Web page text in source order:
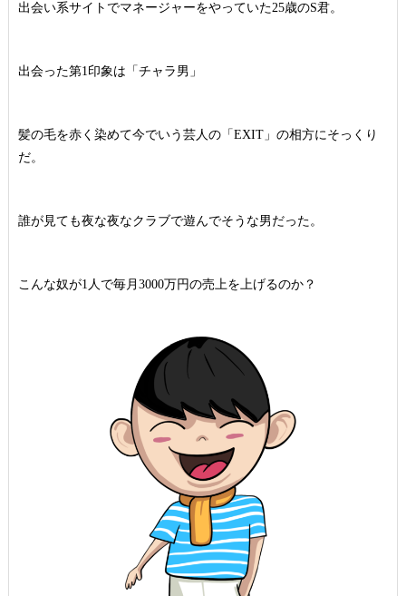
出会い系サイトでマネージャーをやっていた25歳のS君。
出会った第1印象は「チャラ男」
髪の毛を赤く染めて今でいう芸人の「EXIT」の相方にそっくり
だ。
誰が見ても夜な夜なクラブで遊んでそうな男だった。
こんな奴が1人で毎月3000万円の売上を上げるのか？